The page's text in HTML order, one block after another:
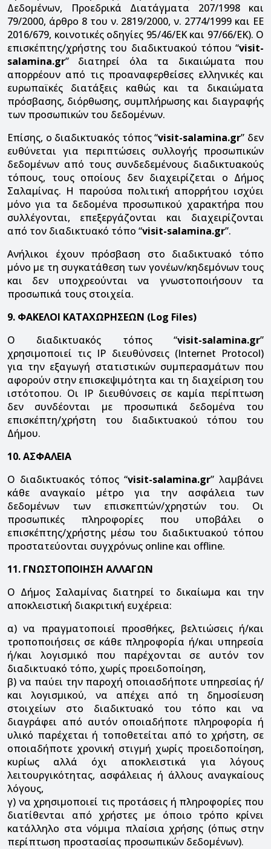
Δεδομένων, Προεδρικά Διατάγματα 207/1998 και
79/2000, άρθρο 8 του ν. 2819/2000, ν. 2774/1999 και ΕΕ
2016/679, κοινοτικές οδηγίες 95/46/ΕΚ και 97/66/ΕΚ). Ο
επισκέπτης/χρήστης του διαδικτυακού τόπου “visit-
salamina.gr” διατηρεί όλα τα δικαιώματα που
απορρέουν από τις προαναφερθείσες ελληνικές και
ευρωπαϊκές διατάξεις καθώς και τα δικαιώματα
πρόσβασης, διόρθωσης, συμπλήρωσης και διαγραφής
των προσωπικών του δεδομένων.
Επίσης, ο διαδικτυακός τόπος “visit-salamina.gr” δεν
ευθύνεται για περιπτώσεις συλλογής προσωπικών
δεδομένων από τους συνδεδεμένους διαδικτυακούς
τόπους, τους οποίους δεν διαχειρίζεται ο Δήμος
Σαλαμίνας. Η παρούσα πολιτική απορρήτου ισχύει
μόνο για τα δεδομένα προσωπικού χαρακτήρα που
συλλέγονται, επεξεργάζονται και διαχειρίζονται
από τον διαδικτυακό τόπο “visit-salamina.gr”.
Ανήλικοι έχουν πρόσβαση στο διαδικτυακό τόπο
μόνο με τη συγκατάθεση των γονέων/κηδεμόνων τους
και δεν υποχρεούνται να γνωστοποιήσουν τα
προσωπικά τους στοιχεία.
9. ΦΑΚΕΛΟΙ ΚΑΤΑΧΩΡΗΣΕΩΝ (Log Files)
Ο διαδικτυακός τόπος “visit-salamina.gr”
χρησιμοποιεί τις IP διευθύνσεις (Internet Protocol)
για την εξαγωγή στατιστικών συμπερασμάτων που
αφορούν στην επισκεψιμότητα και τη διαχείριση του
ιστότοπου. Οι IP διευθύνσεις σε καμία περίπτωση
δεν συνδέονται με προσωπικά δεδομένα του
επισκέπτη/χρήστη του διαδικτυακού τόπου του
Δήμου.
10. ΑΣΦΑΛΕΙΑ
Ο διαδικτυακός τόπος “visit-salamina.gr” λαμβάνει
κάθε αναγκαίο μέτρο για την ασφάλεια των
δεδομένων των επισκεπτών/χρηστών του. Οι
προσωπικές πληροφορίες που υποβάλει ο
επισκέπτης/χρήστης μέσω του διαδικτυακού τόπου
προστατεύονται συγχρόνως online και offline.
11. ΓΝΩΣΤΟΠΟΙΗΣΗ ΑΛΛΑΓΩΝ
Ο Δήμος Σαλαμίνας διατηρεί το δικαίωμα και την
αποκλειστική διακριτική ευχέρεια:
α) να πραγματοποιεί προσθήκες, βελτιώσεις ή/και
τροποποιήσεις σε κάθε πληροφορία ή/και υπηρεσία
ή/και λογισμικό που παρέχονται σε αυτόν τον
διαδικτυακό τόπο, χωρίς προειδοποίηση,
β) να παύει την παροχή οποιασδήποτε υπηρεσίας ή/
και λογισμικού, να απέχει από τη δημοσίευση
στοιχείων στο διαδικτυακό του τόπο και να
διαγράφει από αυτόν οποιαδήποτε πληροφορία ή
υλικό παρέχεται ή τοποθετείται από το χρήστη, σε
οποιαδήποτε χρονική στιγμή χωρίς προειδοποίηση,
κυρίως αλλά όχι αποκλειστικά για λόγους
λειτουργικότητας, ασφάλειας ή άλλους αναγκαίους
λόγους,
γ) να χρησιμοποιεί τις προτάσεις ή πληροφορίες που
διατίθενται από χρήστες με όποιο τρόπο κρίνει
κατάλληλο στα νόμιμα πλαίσια χρήσης (όπως στην
περίπτωση προστασίας προσωπικών δεδομένων).